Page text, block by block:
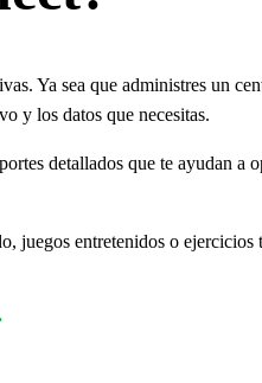
Ya sea que administres un
y los datos que necesitas.
detallados que te ayudan a
juegos entretenidos o ejercicios